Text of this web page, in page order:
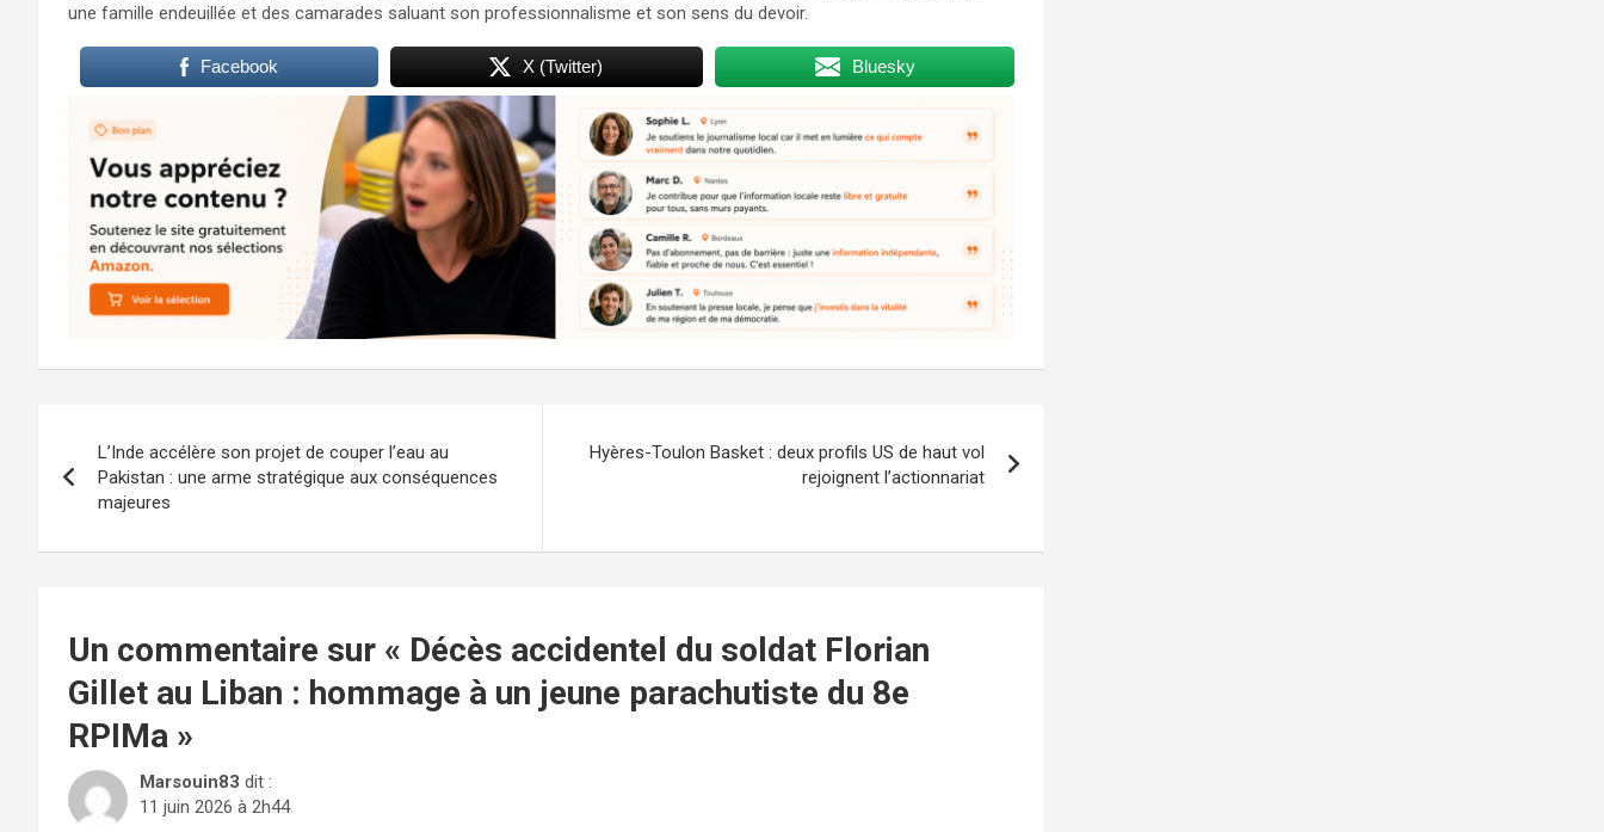
une famille endeuillée et des camarades saluant son professionnalisme et son sens du devoir.
Facebook X (Twitter) Bluesky
de
l’article
L’Inde accélère son projet de couper l’eau au
Pakistan : une arme stratégique aux conséquences
majeures
Hyères-Toulon Basket : deux profils US de haut vol
rejoignent l’actionnariat
Un commentaire sur « Décès accidentel du soldat Florian
Gillet au Liban : hommage à un jeune parachutiste du 8e
RPIMa »
Marsouin83 dit :
11 juin 2026 à 2h44